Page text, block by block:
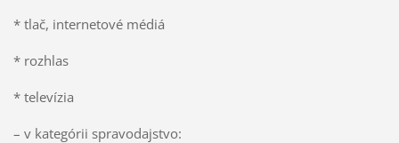
* tlač, internetové médiá
* rozhlas
* televízia
– v kategórii spravodajstvo: